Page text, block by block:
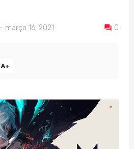
- março 16, 2021 0
A+